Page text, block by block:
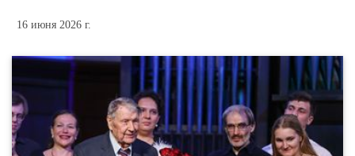
16 июня 2026 г.